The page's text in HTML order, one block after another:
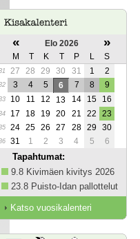
« Elo 2026 »
M T K T P L S
27 28 29 30 31 1 2
3 4 5 6 7 8 9
10 11 12 13 14 15 16
17 18 19 20 21 22 23
24 25 26 27 28 29 30
31 1 2 3 4 5 6
Tapahtumat:
9.8 Kivimäen kivitys 2026
23.8 Puisto-Idan pallottelut
Katso vuosikalenteri